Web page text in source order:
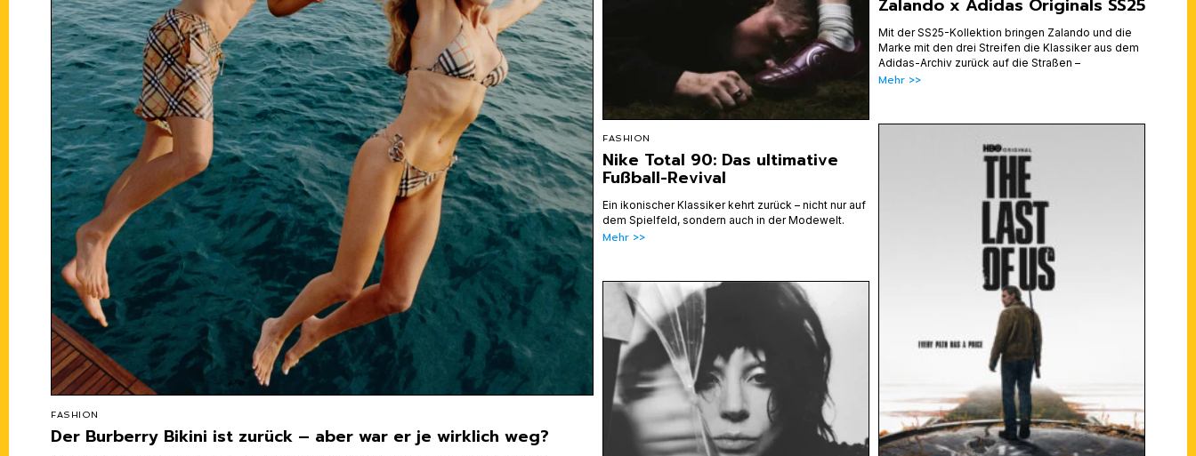
FASHION
Der Burberry Bikini ist zurück – aber war er je wirklich weg?
FASHION
Nike Total 90: Das ultimative
Fußball-Revival
Ein ikonischer Klassiker kehrt zurück – nicht nur auf
dem Spielfeld, sondern auch in der Modewelt.
Mehr >>
Zalando x Adidas Originals SS25
Mit der SS25-Kollektion bringen Zalando und die
Marke mit den drei Streifen die Klassiker aus dem
Adidas-Archiv zurück auf die Straßen –
Mehr >>